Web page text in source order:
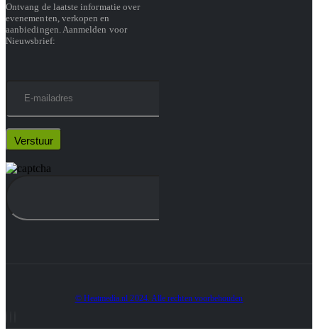
Ontvang de laatste informatie over
evenementen, verkopen en
aanbiedingen. Aanmelden voor
Nieuwsbrief:
© Heatmedia.nl 2024. Alle rechten voorbehouden